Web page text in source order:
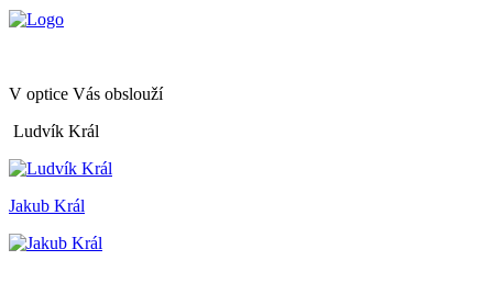
V optice Vás obslouží
Ludvík Král
Jakub Král